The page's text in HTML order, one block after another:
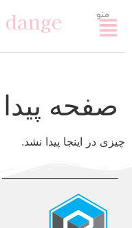
منو
صفحه
چیزی در اینجا پیدا نشد.